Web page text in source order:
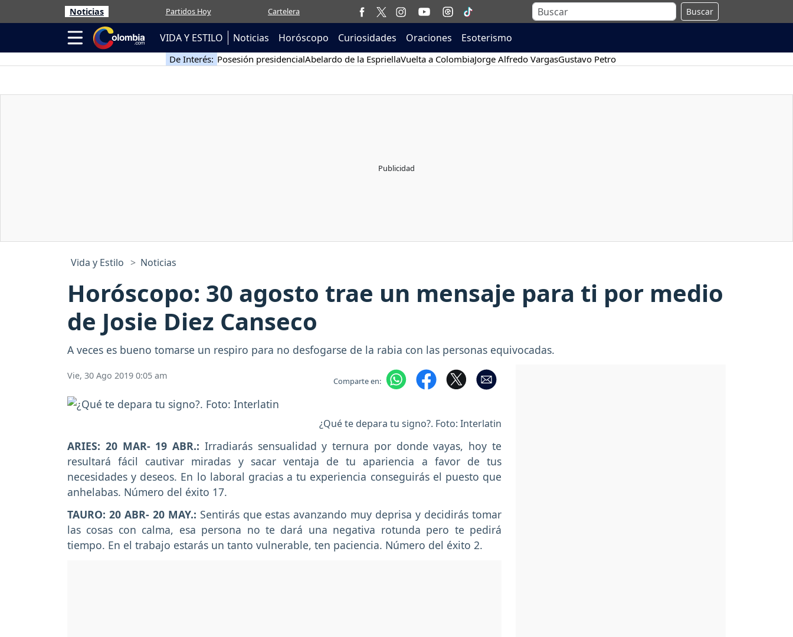
Noticias Partidos Hoy Cartelera Buscar
VIDA Y ESTILO Noticias Horóscopo Curiosidades Oraciones Esoterismo
De Interés: Posesión presidencialAbelardo de la EspriellaVuelta a ColombiaJorge Alfredo VargasGustavo Petro
Vida y Estilo Noticias
Horóscopo: 30 agosto trae un mensaje para ti por medio
de Josie Diez Canseco
A veces es bueno tomarse un respiro para no desfogarse de la rabia con las personas equivocadas.
Vie, 30 Ago 2019 0:05 am Comparte en:
¿Qué te depara tu signo?. Foto: Interlatin
ARIES: 20 MAR- 19 ABR.: Irradiarás sensualidad y ternura por donde vayas, hoy te
resultará fácil cautivar miradas y sacar ventaja de tu apariencia a favor de tus
necesidades y deseos. En lo laboral gracias a tu experiencia conseguirás el puesto que
anhelabas. Número del éxito 17.
TAURO: 20 ABR- 20 MAY.: Sentirás que estas avanzando muy deprisa y decidirás tomar
las cosas con calma, esa persona no te dará una negativa rotunda pero te pedirá
tiempo. En el trabajo estarás un tanto vulnerable, ten paciencia. Número del éxito 2.